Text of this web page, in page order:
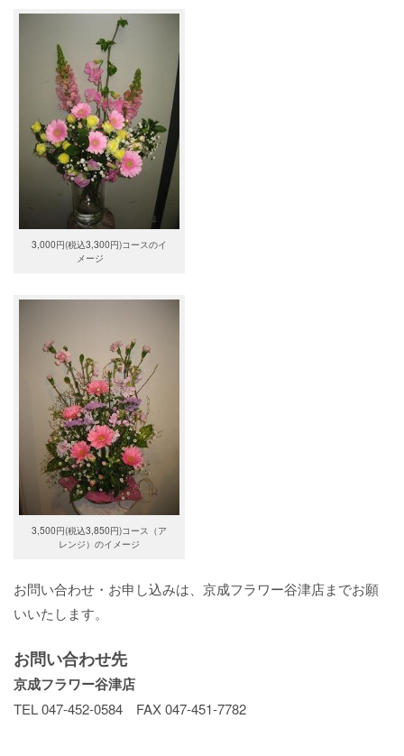
3,000円(税込3,300円)コースのイ
メージ
3,500円(税込3,850円)コース（ア
レンジ）のイメージ
お問い合わせ・お申し込みは、京成フラワー谷津店までお願
いいたします。
お問い合わせ先
京成フラワー谷津店
TEL 047-452-0584 FAX 047-451-7782